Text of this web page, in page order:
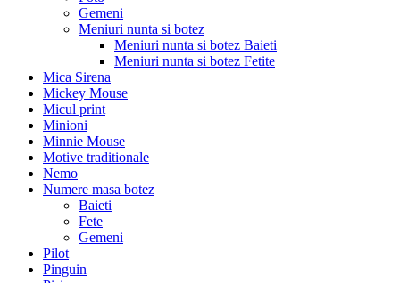
Gemeni
Meniuri nunta si botez
Meniuri nunta si botez Baieti
Meniuri nunta si botez Fetite
Mica Sirena
Mickey Mouse
Micul print
Minioni
Minnie Mouse
Motive traditionale
Nemo
Numere masa botez
Baieti
Fete
Gemeni
Pilot
Pinguin